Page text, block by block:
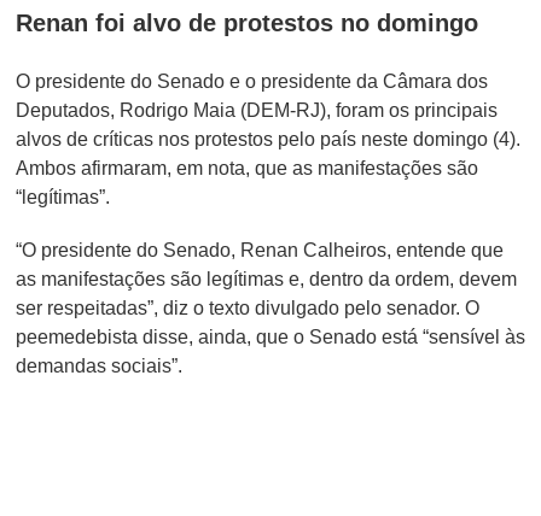
Renan foi alvo de protestos no domingo
O presidente do Senado e o presidente da Câmara dos
Deputados, Rodrigo Maia (DEM-RJ), foram os principais
alvos de críticas nos protestos pelo paísneste domingo (4).
Ambos afirmaram, em nota, que as manifestações são
“legítimas”.
“O presidente do Senado, Renan Calheiros, entende que
as manifestações são legítimas e, dentro da ordem, devem
ser respeitadas”, diz o texto divulgado pelo senador. O
peemedebista disse, ainda, que o Senado está “sensível às
demandas sociais”.